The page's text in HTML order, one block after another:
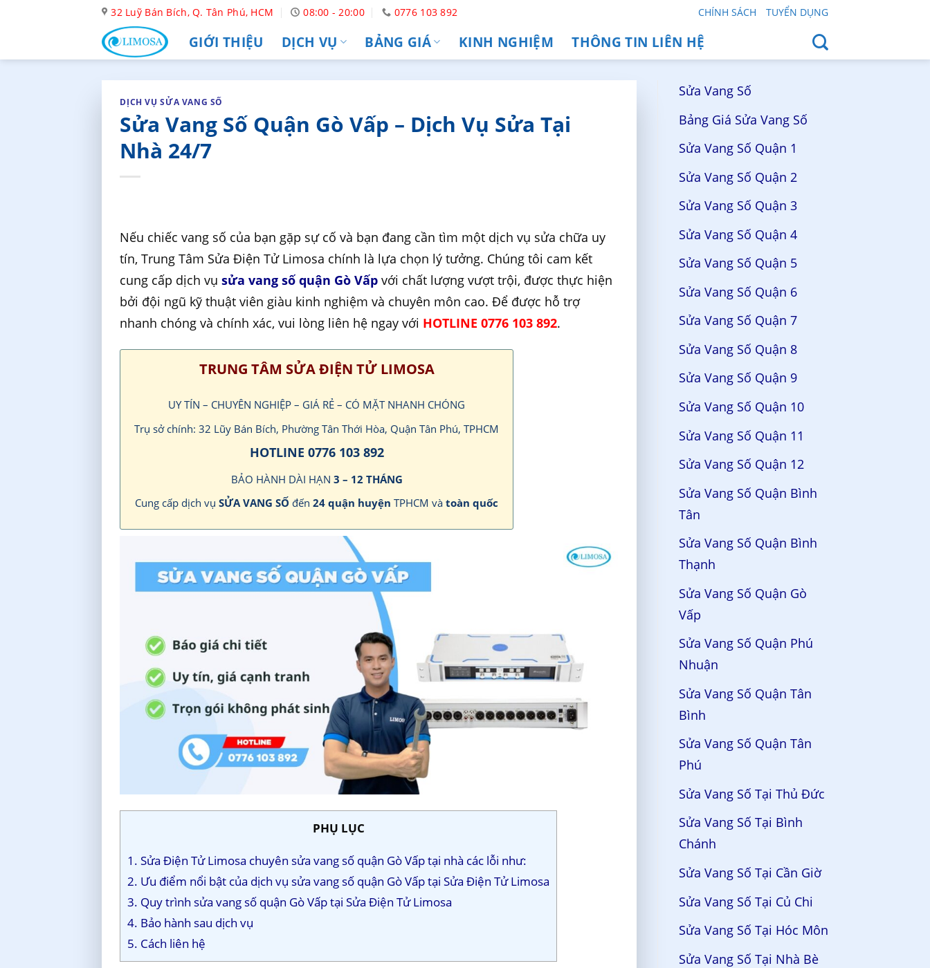
32 Luỹ Bán Bích, Q. Tân Phú, HCM 08:00 - 20:00 0776 103 892 CHÍNH SÁCH TUYỂN DỤNG
GIỚI THIỆU DỊCH VỤ BẢNG GIÁ KINH NGHIỆM THÔNG TIN LIÊN HỆ
DỊCH VỤ SỬA VANG SỐ
Sửa Vang Số Quận Gò Vấp – Dịch Vụ Sửa Tại
Nhà 24/7
Nếu chiếc vang số của bạn gặp sự cố và bạn đang cần tìm một dịch vụ sửa chữa uy
tín, Trung Tâm Sửa Điện Tử Limosa chính là lựa chọn lý tưởng. Chúng tôi cam kết
cung cấp dịch vụsửa vang số quận Gò Vấp với chất lượng vượt trội, được thực hiện
bởi đội ngũ kỹ thuật viên giàu kinh nghiệm và chuyên môn cao. Để được hỗ trợ
nhanh chóng và chính xác, vui lòng liên hệ ngay với HOTLINE 0776 103 892.
TRUNG TÂM SỬA ĐIỆN TỬ LIMOSA
UY TÍN – CHUYÊN NGHIỆP – GIÁ RẺ – CÓ MẶT NHANH CHÓNG
Trụ sở chính: 32 Lũy Bán Bích, Phường Tân Thới Hòa, Quận Tân Phú, TPHCM
HOTLINE 0776 103 892
BẢO HÀNH DÀI HẠN 3 – 12 THÁNG
Cung cấp dịch vụSỬA VANG SỐ đến24 quận huyện TPHCM vàtoàn quốc
PHỤ LỤC
1. Sửa Điện Tử Limosa chuyên sửa vang số quận Gò Vấp tại nhà các lỗi như:
2. Ưu điểm nổi bật của dịch vụ sửa vang số quận Gò Vấp tại Sửa Điện Tử Limosa
3. Quy trình sửa vang số quận Gò Vấp tại Sửa Điện Tử Limosa
4. Bảo hành sau dịch vụ
5. Cách liên hệ
Sửa Vang Số
Bảng Giá Sửa Vang Số
Sửa Vang Số Quận 1
Sửa Vang Số Quận 2
Sửa Vang Số Quận 3
Sửa Vang Số Quận 4
Sửa Vang Số Quận 5
Sửa Vang Số Quận 6
Sửa Vang Số Quận 7
Sửa Vang Số Quận 8
Sửa Vang Số Quận 9
Sửa Vang Số Quận 10
Sửa Vang Số Quận 11
Sửa Vang Số Quận 12
Sửa Vang Số Quận Bình
Tân
Sửa Vang Số Quận Bình
Thạnh
Sửa Vang Số Quận Gò
Vấp
Sửa Vang Số Quận Phú
Nhuận
Sửa Vang Số Quận Tân
Bình
Sửa Vang Số Quận Tân
Phú
Sửa Vang Số Tại Thủ Đức
Sửa Vang Số Tại Bình
Chánh
Sửa Vang Số Tại Cần Giờ
Sửa Vang Số Tại Củ Chi
Sửa Vang Số Tại Hóc Môn
Sửa Vang Số Tại Nhà Bè